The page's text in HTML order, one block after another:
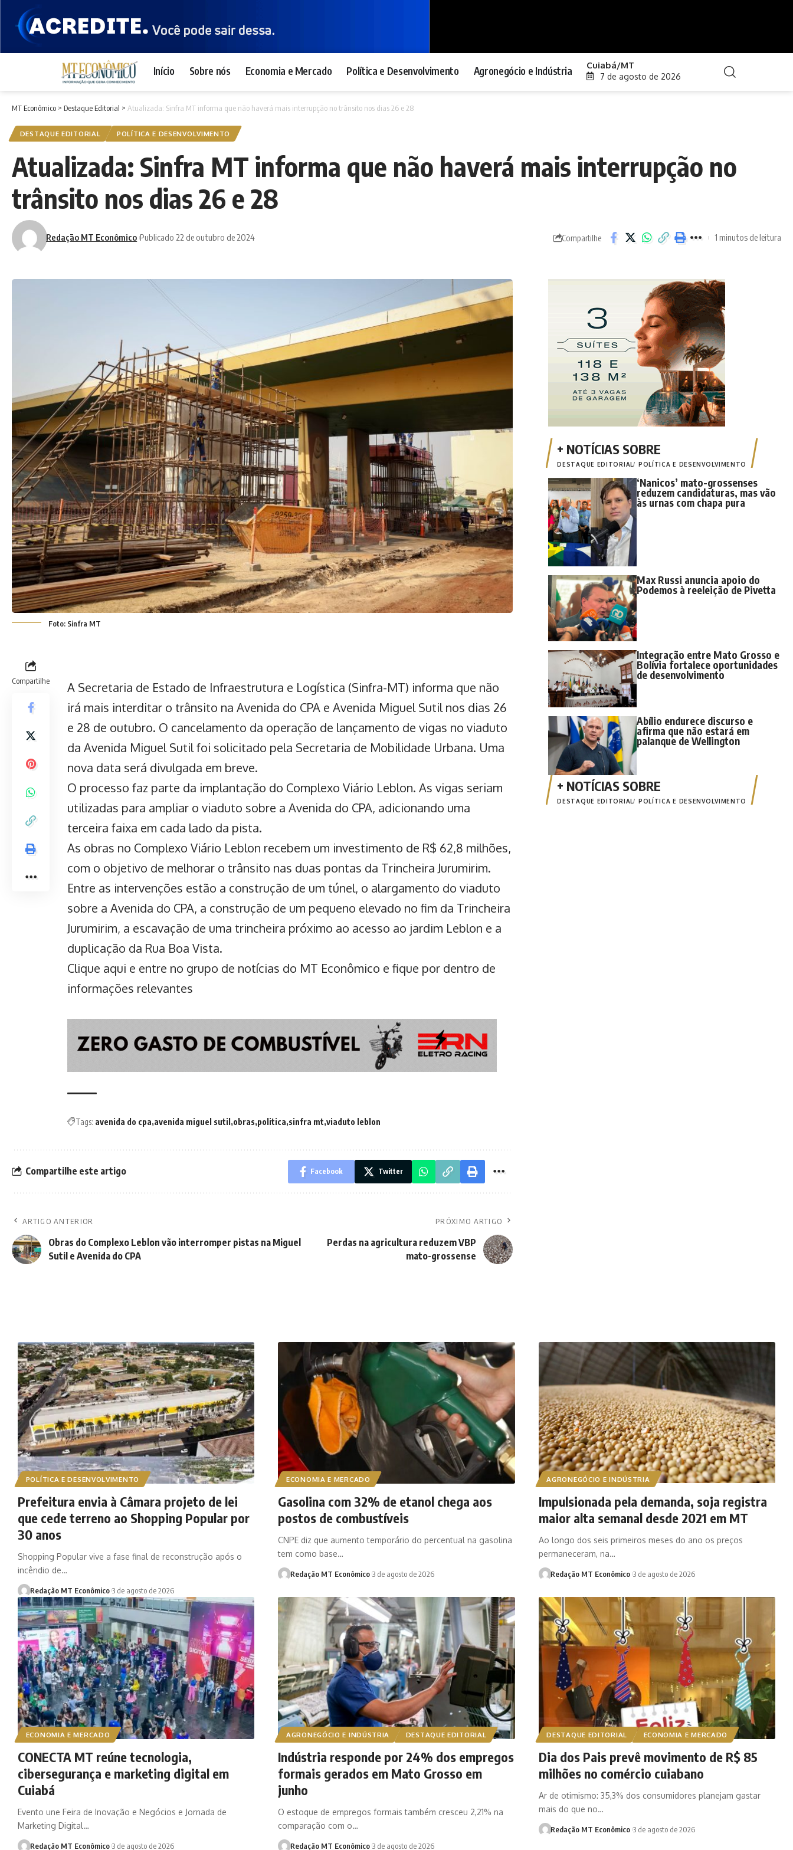
Início Sobre nós Economia e Mercado Política e Desenvolvimento Agronegócio e Indústria Cuiabá/MT
7 de agosto de 2026
MT Econômico > Destaque Editorial > Atualizada: Sinfra MT informa que não haverá mais interrupção no trânsito nos dias 26 e 28
DESTAQUE EDITORIAL POLÍTICA E DESENVOLVIMENTO
Atualizada: Sinfra MT informa que não haverá mais interrupção no
trânsito nos dias 26 e 28
Redação MT Econômico Publicado 22 de outubro de 2024 Compartilhe 1 minutos de leitura
Foto: Sinfra MT
Compartilhe
A Secretaria de Estado de Infraestrutura e Logística (Sinfra-MT) informa que não
irá mais interditar o trânsito na Avenida do CPA e Avenida Miguel Sutilnos dias 26
e 28 de outubro. O cancelamento da operação de lançamento de vigas no viaduto
da Avenida Miguel Sutil foi solicitado pela Secretaria de Mobilidade Urbana. Uma
nova data será divulgada em breve.
O processo faz parte da implantação do Complexo Viário Leblon. As vigas seriam
utilizadas para ampliar o viaduto sobre a Avenida do CPA, adicionando uma
terceira faixa em cada lado da pista.
As obras no Complexo Viário Leblon recebem um investimento de R$ 62,8 milhões,
com o objetivo de melhorar o trânsito nas duas pontas da Trincheira Jurumirim.
Entre as intervenções estão a construção de um túnel, o alargamento do viaduto
sobre a Avenida do CPA, a construção de um pequeno elevado no fim da Trincheira
Jurumirim, a escavação de uma trincheira próximo ao acesso ao jardim Leblon e a
duplicação da Rua Boa Vista.
Clique aqui e entre no grupo de notícias do MT Econômico e fique por dentro de
informações relevantes
Tags: avenida do cpa avenida miguel sutil obras politica sinfra mt viaduto leblon
Compartilhe este artigo Facebook Twitter
ARTIGO ANTERIOR
Obras do Complexo Leblon vão interromper pistas na Miguel
Sutil e Avenida do CPA
PRÓXIMO ARTIGO
Perdas na agricultura reduzem VBP
mato-grossense
DESTAQUE EDITORIAL POLÍTICA E DESENVOLVIMENTO
‘Nanicos’ mato-grossenses
reduzem candidaturas, mas vão
às urnas com chapa pura
Max Russi anuncia apoio do
Podemos à reeleição de Pivetta
Integração entre Mato Grosso e
Bolívia fortalece oportunidades
de desenvolvimento
Abílio endurece discurso e
afirma que não estará em
palanque de Wellington
DESTAQUE EDITORIAL POLÍTICA E DESENVOLVIMENTO
POLÍTICA E DESENVOLVIMENTO
Prefeitura envia à Câmara projeto de lei
que cede terreno ao Shopping Popular por
30 anos
Shopping Popular vive a fase final de reconstrução após o
incêndio de…
Redação MT Econômico 3 de agosto de 2026
ECONOMIA E MERCADO
Gasolina com 32% de etanol chega aos
postos de combustíveis
CNPE diz que aumento temporário do percentual na gasolina
tem como base…
Redação MT Econômico 3 de agosto de 2026
AGRONEGÓCIO E INDÚSTRIA
Impulsionada pela demanda, soja registra
maior alta semanal desde 2021 em MT
Ao longo dos seis primeiros meses do ano os preços
permaneceram, na…
Redação MT Econômico 3 de agosto de 2026
ECONOMIA E MERCADO
CONECTA MT reúne tecnologia,
cibersegurança e marketing digital em
Cuiabá
Evento une Feira de Inovação e Negócios e Jornada de
Marketing Digital…
Redação MT Econômico 3 de agosto de 2026
AGRONEGÓCIO E INDÚSTRIA DESTAQUE EDITORIAL
Indústria responde por 24% dos empregos
formais gerados em Mato Grosso em
junho
O estoque de empregos formais também cresceu 2,21% na
comparação com o…
Redação MT Econômico 3 de agosto de 2026
DESTAQUE EDITORIAL ECONOMIA E MERCADO
Dia dos Pais prevê movimento de R$ 85
milhões no comércio cuiabano
Ar de otimismo: 35,3% dos consumidores planejam gastar
mais do que no…
Redação MT Econômico 3 de agosto de 2026